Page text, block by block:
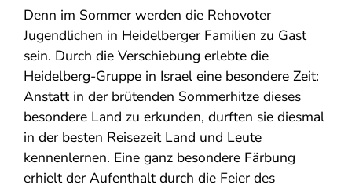
Denn im Sommer werden die Rehovoter
Jugendlichen in Heidelberger Familien zu Gast
sein. Durch die Verschiebung erlebte die
Heidelberg-Gruppe in Israel eine besondere Zeit:
Anstatt in der brütenden Sommerhitze dieses
besondere Land zu erkunden, durften sie diesmal
in der besten Reisezeit Land und Leute
kennenlernen. Eine ganz besondere Färbung
erhielt der Aufenthalt durch die Feier des